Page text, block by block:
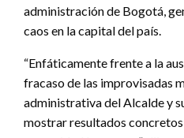
administración de Bogotá,
caos en la capital del país.
“Enfáticamente frente a la
fracaso de las improvisadas
administrativa del Alcalde y
mostrar resultados